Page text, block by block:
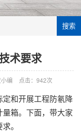
搜索
术要求
编 点击： 942次
和开展工程防氡降
箱。下面，带大家
。